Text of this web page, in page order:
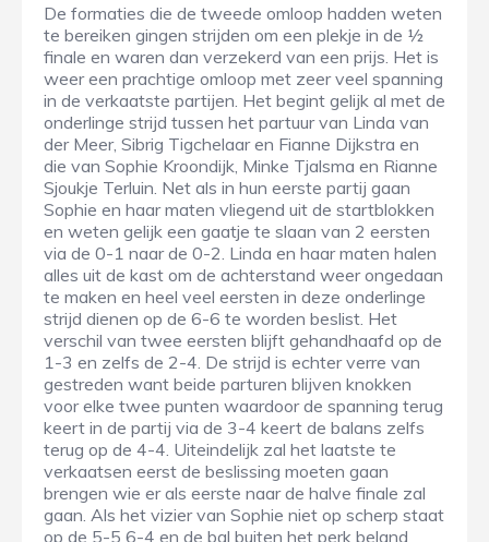
De formaties die de tweede omloop hadden weten
te bereiken gingen strijden om een plekje in de ½
finale en waren dan verzekerd van een prijs. Het is
weer een prachtige omloop met zeer veel spanning
in de verkaatste partijen. Het begint gelijk al met de
onderlinge strijd tussen het partuur van Linda van
der Meer, Sibrig Tigchelaar en Fianne Dijkstra en
die van Sophie Kroondijk, Minke Tjalsma en Rianne
Sjoukje Terluin. Net als in hun eerste partij gaan
Sophie en haar maten vliegend uit de startblokken
en weten gelijk een gaatje te slaan van 2 eersten
via de 0-1 naar de 0-2. Linda en haar maten halen
alles uit de kast om de achterstand weer ongedaan
te maken en heel veel eersten in deze onderlinge
strijd dienen op de 6-6 te worden beslist. Het
verschil van twee eersten blijft gehandhaafd op de
1-3 en zelfs de 2-4. De strijd is echter verre van
gestreden want beide parturen blijven knokken
voor elke twee punten waardoor de spanning terug
keert in de partij via de 3-4 keert de balans zelfs
terug op de 4-4. Uiteindelijk zal het laatste te
verkaatsen eerst de beslissing moeten gaan
brengen wie er als eerste naar de halve finale zal
gaan. Als het vizier van Sophie niet op scherp staat
op de 5-5 6-4 en de bal buiten het perk beland